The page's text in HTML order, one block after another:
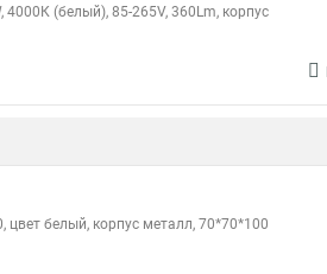
4000К (белый), 85-265V, 360Lm, корпус
цвет белый, корпус металл, 70*70*100